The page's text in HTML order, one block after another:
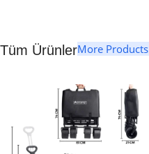
Tüm ÜrünlerMore Products